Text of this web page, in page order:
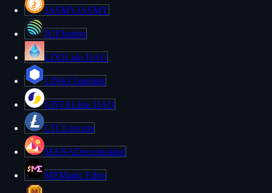
JASMYJASMY
JUPJupiter
LDOLido DAO
LINKChainlink
LISTALista DAO
LTCLitecoin
MANADecentraland
MEMagic Eden